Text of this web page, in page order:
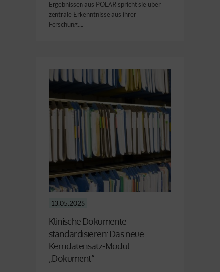
Ergebnissen aus POLAR spricht sie über
zentrale Erkenntnisse aus ihrer
Forschung....
13.05.2026
Klinische Dokumente
standardisieren: Das neue
Kerndatensatz-Modul
„Dokument“